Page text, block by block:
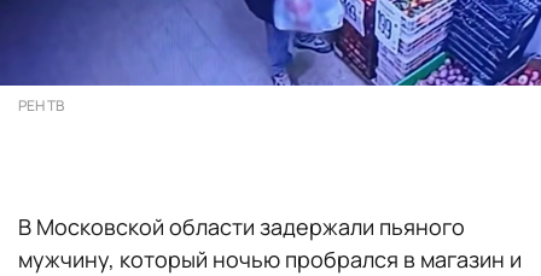
РЕН ТВ
В Московской области задержали пьяного
мужчину, который ночью пробрался в магазин и